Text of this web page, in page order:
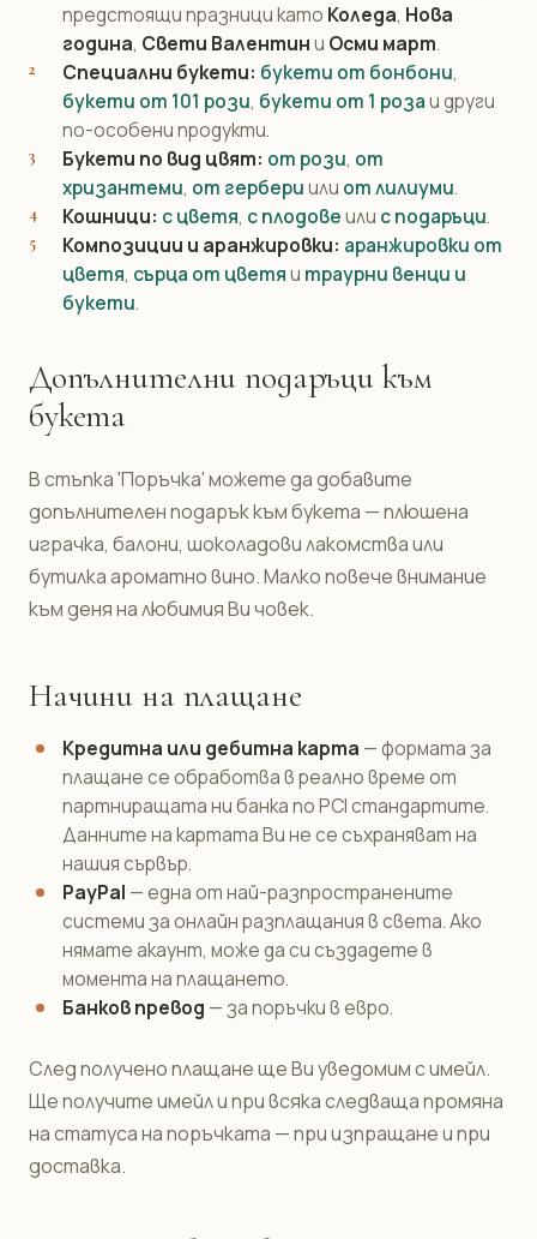
предстоящи празници като Коледа, Нова
година, Свети Валентини Осми март.
Специални букети: букети от бонбони,
букети от 101 рози, букети от 1 розаи други
по-особени продукти.
Букети по вид цвят: от рози, от
хризантеми, от гербериили от лилиуми.
Кошници: с цветя, с плодовеили с подаръци.
Композиции и аранжировки: аранжировки от
цветя, сърца от цветяи траурни венци и
букети.
Допълнителни подаръци към
букета
В стъпка 'Поръчка' можете да добавите
допълнителен подарък към букета — плюшена
играчка, балони, шоколадови лакомства или
бутилка ароматно вино. Малко повече внимание
към деня на любимия Ви човек.
Начини на плащане
Кредитна или дебитна карта — формата за
плащане се обработва в реално време от
партниращата ни банка по PCI стандартите.
Данните на картата Ви не се съхраняват на
нашия сървър.
PayPal — една от най-разпространените
системи за онлайн разплащания в света. Ако
нямате акаунт, може да си създадете в
момента на плащането.
Банков превод — за поръчки в евро.
След получено плащане ще Ви уведомим с имейл.
Ще получите имейл и при всяка следваща промяна
на статуса на поръчката — при изпращане и при
доставка.